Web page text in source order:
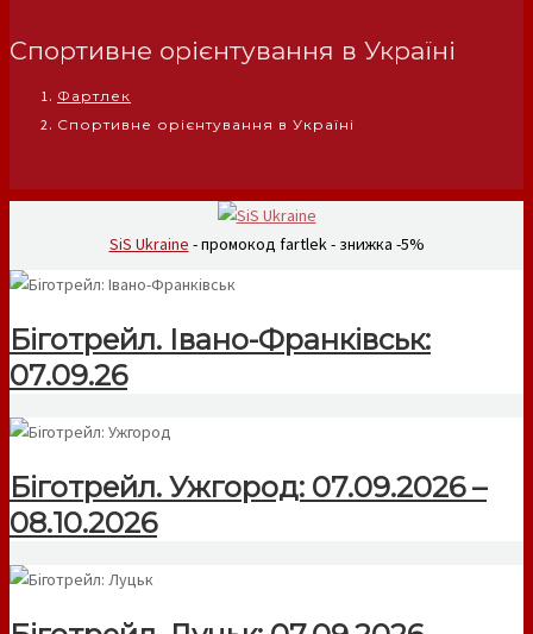
Спортивне орієнтування в Україні
Фартлек
Спортивне орієнтування в Україні
SiS Ukraine - промокод fartlek - знижка -5%
Біготрейл. Івано-Франківськ:
07.09.26
Біготрейл. Ужгород: 07.09.2026 –
08.10.2026